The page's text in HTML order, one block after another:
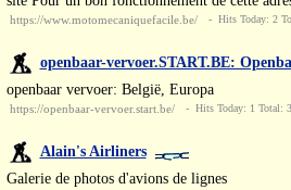
https://www.motomecaniquefacile.be/ - Hits Today: 2
openbaar-vervoer.START.BE:
openbaar vervoer: België, Europa
https://openbaar-vervoer.start.be/ - Hits Today: 1 Total:
Alain's Airliners
Galerie de photos d'avions de lignes